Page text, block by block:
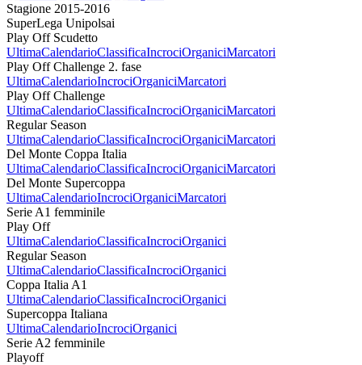
Stagione 2015-2016
SuperLega Unipolsai
Play Off Scudetto
UltimaCalendarioClassificaIncrociOrganiciMarcatori
Play Off Challenge 2. fase
UltimaCalendarioIncrociOrganiciMarcatori
Play Off Challenge
UltimaCalendarioClassificaIncrociOrganiciMarcatori
Regular Season
UltimaCalendarioClassificaIncrociOrganiciMarcatori
Del Monte Coppa Italia
UltimaCalendarioClassificaIncrociOrganiciMarcatori
Del Monte Supercoppa
UltimaCalendarioIncrociOrganiciMarcatori
Serie A1 femminile
Play Off
UltimaCalendarioClassificaIncrociOrganici
Regular Season
UltimaCalendarioClassificaIncrociOrganici
Coppa Italia A1
UltimaCalendarioClassificaIncrociOrganici
Supercoppa Italiana
UltimaCalendarioIncrociOrganici
Serie A2 femminile
Playoff